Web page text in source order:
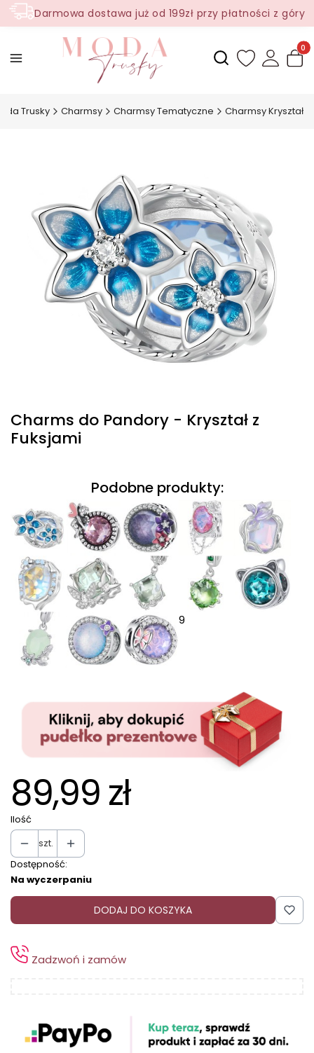
Darmowa dostawa już od 199zł przy płatności z góry
Otwórz
Trusky Charmsy Charmsy Tematyczne Charmsy Kryształ
Charms do Pandory - Kryształ z
Fuksjami
Podobne produkty:
9
89,99 zł
Ilość
szt.
Dostępność:
Na wyczerpaniu
DODAJ DO KOSZYKA
Zadzwoń i zamów